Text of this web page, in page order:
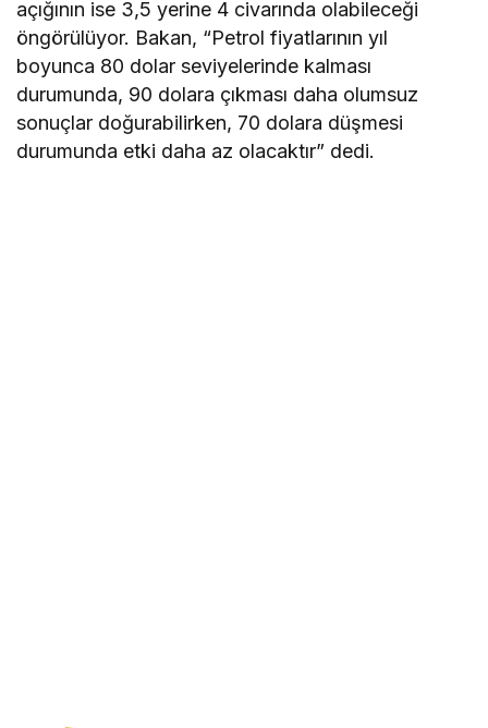
açığının ise 3,5 yerine 4 civarında olabileceği
öngörülüyor. Bakan, “Petrol fiyatlarının yıl
boyunca 80 dolar seviyelerinde kalması
durumunda, 90 dolara çıkması daha olumsuz
sonuçlar doğurabilirken, 70 dolara düşmesi
durumunda etki daha az olacaktır” dedi.